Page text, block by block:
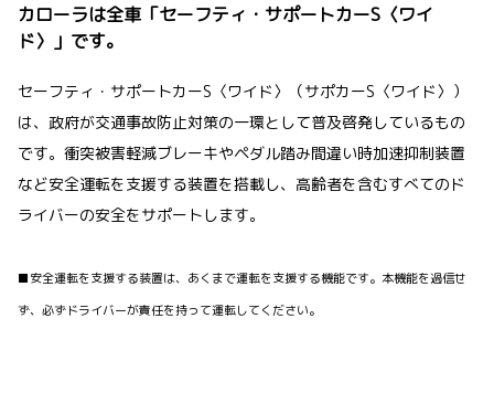
カローラは全車「セーフティ・サポートカーS〈ワイ
ド〉」です。
セーフティ・サポートカーS〈ワイド〉（サポカーS〈ワイド〉）
は、政府が交通事故防止対策の一環として普及啓発しているもの
です。衝突被害軽減ブレーキやペダル踏み間違い時加速抑制装置
など安全運転を支援する装置を搭載し、高齢者を含むすべてのド
ライバーの安全をサポートします。
■安全運転を支援する装置は、あくまで運転を支援する機能です。本機能を過信せ
ず、必ずドライバーが責任を持って運転してください。